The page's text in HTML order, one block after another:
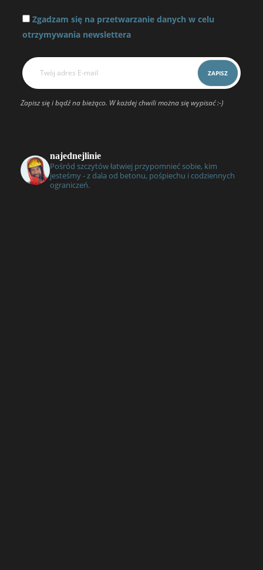
Zgadzam się na przetwarzanie danych w celu
otrzymywania newslettera
Zapisz się i bądź na bieżąco. W każdej chwili można się wypisać :-)
najednejlinie
Pośród szczytów łatwiej przypomnieć sobie, kim
jesteśmy - z dala od betonu, pośpiechu i codziennych
ograniczeń.